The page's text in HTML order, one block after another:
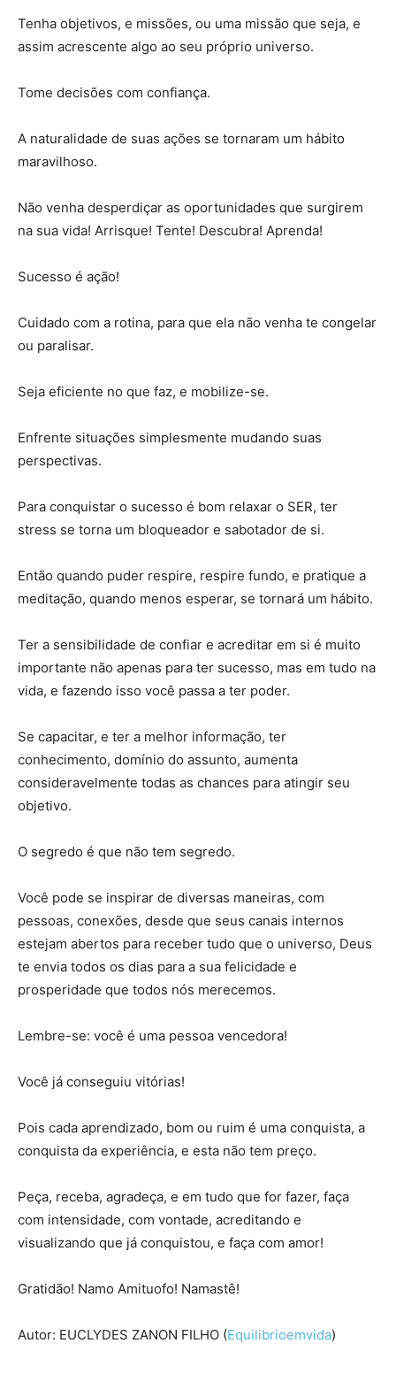
Tenha objetivos, e missões, ou uma missão que seja, e
assim acrescente algo ao seu próprio universo.
Tome decisões com confiança.
A naturalidade de suas ações se tornaram um hábito
maravilhoso.
Não venha desperdiçar as oportunidades que surgirem
na sua vida! Arrisque! Tente! Descubra! Aprenda!
Sucesso é ação!
Cuidado com a rotina, para que ela não venha te congelar
ou paralisar.
Seja eficiente no que faz, e mobilize-se.
Enfrente situações simplesmente mudando suas
perspectivas.
Para conquistar o sucesso é bom relaxar o SER, ter
stress se torna um bloqueador e sabotador de si.
Então quando puder respire, respire fundo, e pratique a
meditação, quando menos esperar, se tornará um hábito.
Ter a sensibilidade de confiar e acreditar em si é muito
importante não apenas para ter sucesso, mas em tudo na
vida, e fazendo isso você passa a ter poder.
Se capacitar, e ter a melhor informação, ter
conhecimento, domínio do assunto, aumenta
consideravelmente todas as chances para atingir seu
objetivo.
O segredo é que não tem segredo.
Você pode se inspirar de diversas maneiras, com
pessoas, conexões, desde que seus canais internos
estejam abertos para receber tudo que o universo, Deus
te envia todos os dias para a sua felicidade e
prosperidade que todos nós merecemos.
Lembre-se: você é uma pessoa vencedora!
Você já conseguiu vitórias!
Pois cada aprendizado, bom ou ruim é uma conquista, a
conquista da experiência, e esta não tem preço.
Peça, receba, agradeça, e em tudo que for fazer, faça
com intensidade, com vontade, acreditando e
visualizando que já conquistou, e faça com amor!
Gratidão! Namo Amituofo! Namastê!
Autor: EUCLYDES ZANON FILHO (Equilibrioemvida)